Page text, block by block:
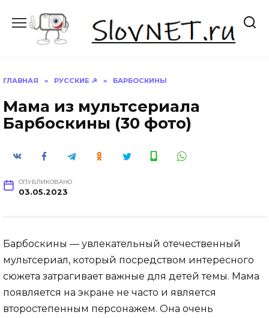
содержанию
ГЛАВНАЯ » РУССКИЕ ☭ » БАРБОСКИНЫ
Мама из мультсериала
Барбоскины (30 фото)
ОПУБЛИКОВАНО
03.05.2023
Барбоскины — увлекательный отечественный
мультсериал, который посредством интересного
сюжета затрагивает важные для детей темы. Мама
появляется на экране не часто и является
второстепенным персонажем. Она очень